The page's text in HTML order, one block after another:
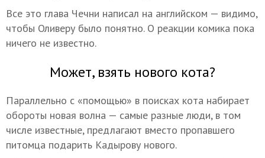
Все это глава Чечни написал на английском — видимо,
чтобы Оливеру было понятно. О реакции комика пока
ничего не известно.
Может, взять нового кота?
Параллельно с «помощью» в поисках кота набирает
обороты новая волна — самые разные люди, в том
числе известные, предлагают вместо пропавшего
питомца подарить Кадырову нового.